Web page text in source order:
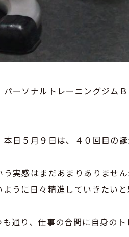
ーソナルトレーニングジム
日５月９日は、４０回目の誕
う実感はまだあまりありませ
うに日々精進していきたいと
通り、仕事の合間に自身のト